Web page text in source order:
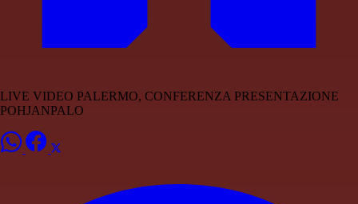
LIVE VIDEO PALERMO, CONFERENZA PRESENTAZIONE
POHJANPALO